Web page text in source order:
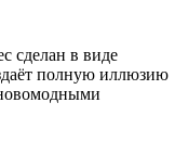
сделан в виде
полную иллюзию